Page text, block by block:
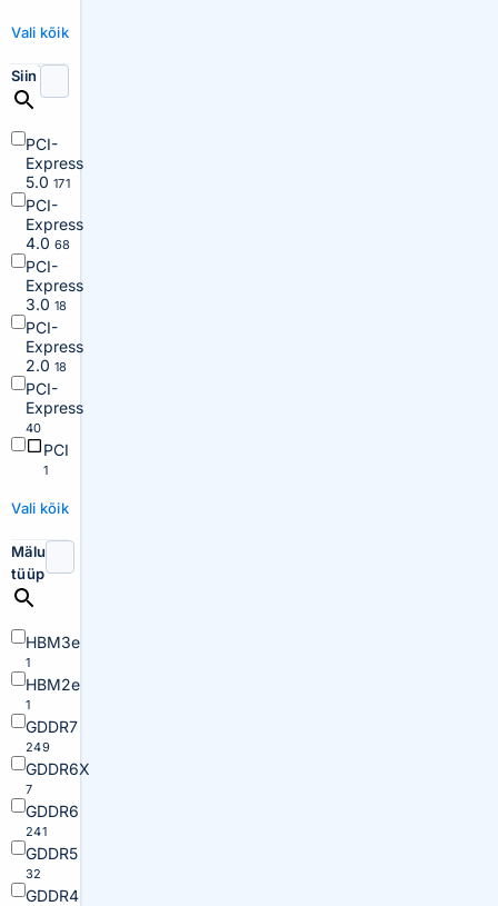
Vali kõik
Siin
PCI-
Express
5.0 171
PCI-
Express
4.0 68
PCI-
Express
3.0 18
PCI-
Express
2.0 18
PCI-
Express
40
PCI
1
Vali kõik
Mälu
tüüp
HBM3e
1
HBM2e
1
GDDR7
249
GDDR6X
7
GDDR6
241
GDDR5
32
GDDR4